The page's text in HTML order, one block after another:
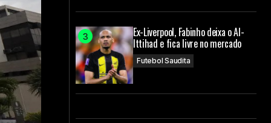
Ex-Liverpool, Fabinho deixa o Al-
Ittihad e fica livre no mercado
Futebol Saudita